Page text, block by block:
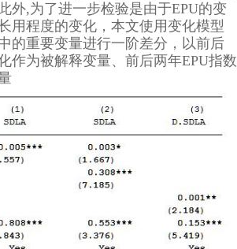
外,为了进一步检验是由于EPU的变
用程度的变化，本文使用变化模型
的重要变量进行一阶差分，以前后
作为被解释变量、前后两年EPU指数